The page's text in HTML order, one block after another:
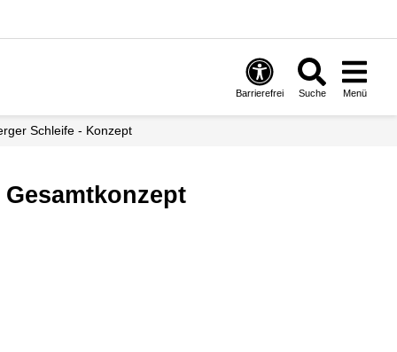
Barrierefrei Suche Menü
Schleife - Konzept